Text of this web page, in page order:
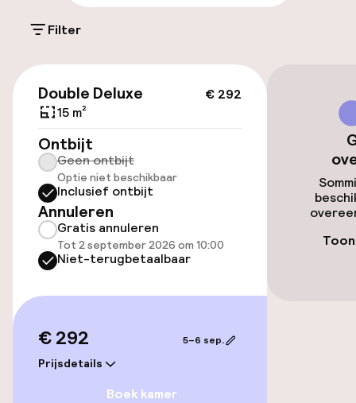
Openbaar parkeren
Toegankelijkheid
Lift
Zwemmen & wellness
Fitnessruimte / gym
Gratis wifi
Filter
€ 292
Double Deluxe
15 m²
Ontbijt
Geen ontbijt
Optie niet beschikbaar
Inclusief ontbijt
Annuleren
Gratis annuleren
Tot 2 september 2026 om 10:00
Niet-terugbetaalbaar
€ 292
Prijsdetails
5–6 sep.
Boek kamer